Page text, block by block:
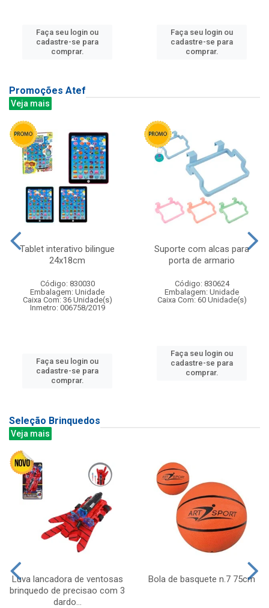
Faça seu login ou
cadastre-se para
comprar.
Faça seu login ou
cadastre-se para
comprar.
Promoções Atef
Veja mais
Tablet interativo bilingue
24x18cm
Código: 830030
Embalagem: Unidade
Caixa Com: 36 Unidade(s)
Inmetro: 006758/2019
Faça seu login ou
cadastre-se para
comprar.
Suporte com alcas para
porta de armario
Código: 830624
Embalagem: Unidade
Caixa Com: 60 Unidade(s)
Faça seu login ou
cadastre-se para
comprar.
Seleção Brinquedos
Veja mais
Luva lancadora de ventosas
brinquedo de precisao com 3
dardo...
Bola de basquete n.7 75cm